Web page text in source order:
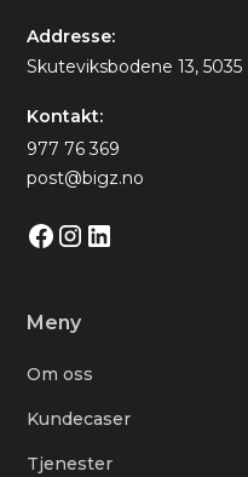
Addresse:
Skuteviksbodene 13,
Kontakt:
977 76 369
post@bigz.no
Meny
Om oss
Kundecaser
Tjenester